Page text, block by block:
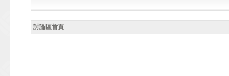
討論區首頁